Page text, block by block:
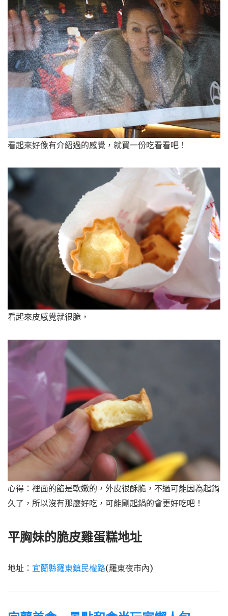
看起來好像有介紹過的感覺，就買一份吃看看吧！
看起來皮感覺就很脆，
心得：裡面的餡是軟嫩的，外皮很酥脆，不過可能因為起鍋
久了，所以沒有那麼好吃，可能剛起鍋的會更好吃吧！
平胸妹的脆皮雞蛋糕地址
地址： 宜蘭縣羅東鎮民權路(羅東夜市內)